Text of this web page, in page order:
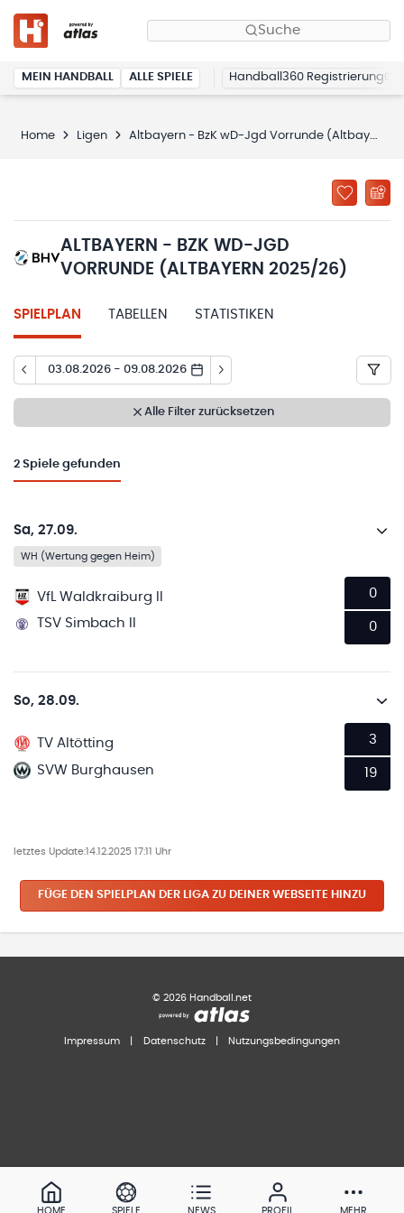
Suche
MEIN HANDBALL ALLE SPIELE Handball360 Registrierung
Home Ligen Altbayern - BzK wD-Jgd Vorrunde (Altbayern 2025/26)
ALTBAYERN - BZK WD-JGD
VORRUNDE (ALTBAYERN 2025/26)
SPIELPLAN TABELLEN STATISTIKEN
03.08.2026 - 09.08.2026
Alle Filter zurücksetzen
2 Spiele gefunden
Sa, 27.09.
WH (Wertung gegen Heim)
VfL Waldkraiburg II
TSV Simbach II
0
0
So, 28.09.
TV Altötting
SVW Burghausen
3
19
letztes Update:14.12.2025 17:11 Uhr
FÜGE DEN SPIELPLAN DER LIGA ZU DEINER WEBSEITE HINZU
© 2026 Handball.net
Impressum Datenschutz Nutzungsbedingungen
HOME SPIELE NEWS PROFIL MEHR